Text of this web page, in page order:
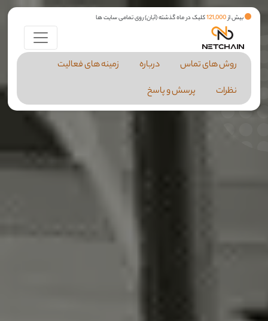
بیش از121,000کلیک در ماه گذشته (آبان) روی تمامی سایت ها
روش های تماس درباره
زمینه های فعالیت
نظرات
پرسش و پاسخ